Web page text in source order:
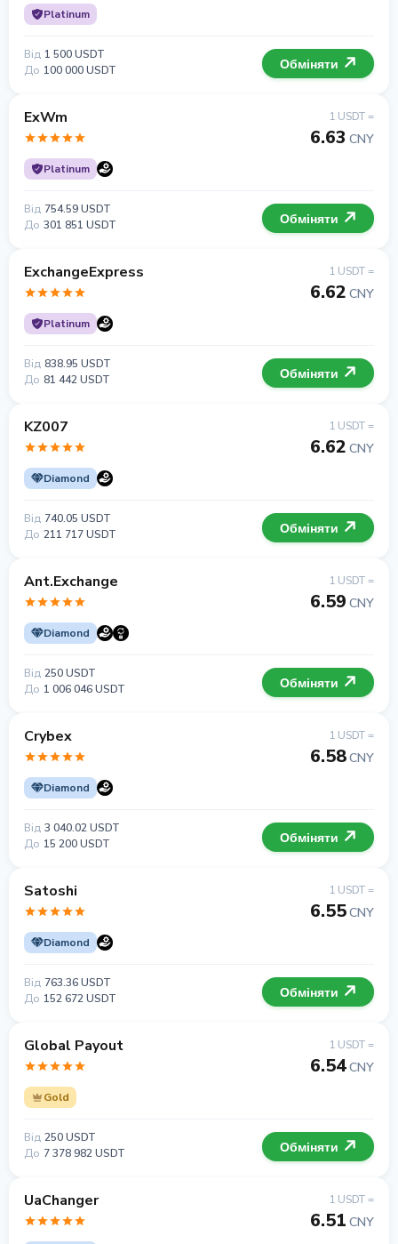
Platinum
Від 1 500 USDT
До 100 000 USDT Обміняти
ExWm
Platinum
1 USDT =
6.63 CNY
Від 754.59 USDT
До 301 851 USDT Обміняти
ExchangeExpress
Platinum
1 USDT =
6.62 CNY
Від 838.95 USDT
До 81 442 USDT Обміняти
KZ007
Diamond
1 USDT =
6.62 CNY
Від 740.05 USDT
До 211 717 USDT Обміняти
Ant.Exchange
Diamond
1 USDT =
6.59 CNY
Від 250 USDT
До 1 006 046 USDT Обміняти
Crybex
Diamond
1 USDT =
6.58CNY
Від 3 040.02 USDT
До 15 200 USDT Обміняти
Satoshi
Diamond
1 USDT =
6.55CNY
Від 763.36 USDT
До 152 672 USDT Обміняти
Global Payout
Gold
1 USDT =
6.54CNY
Від 250 USDT
До 7 378 982 USDT Обміняти
UaChanger 1 USDT =
6.51 CNY